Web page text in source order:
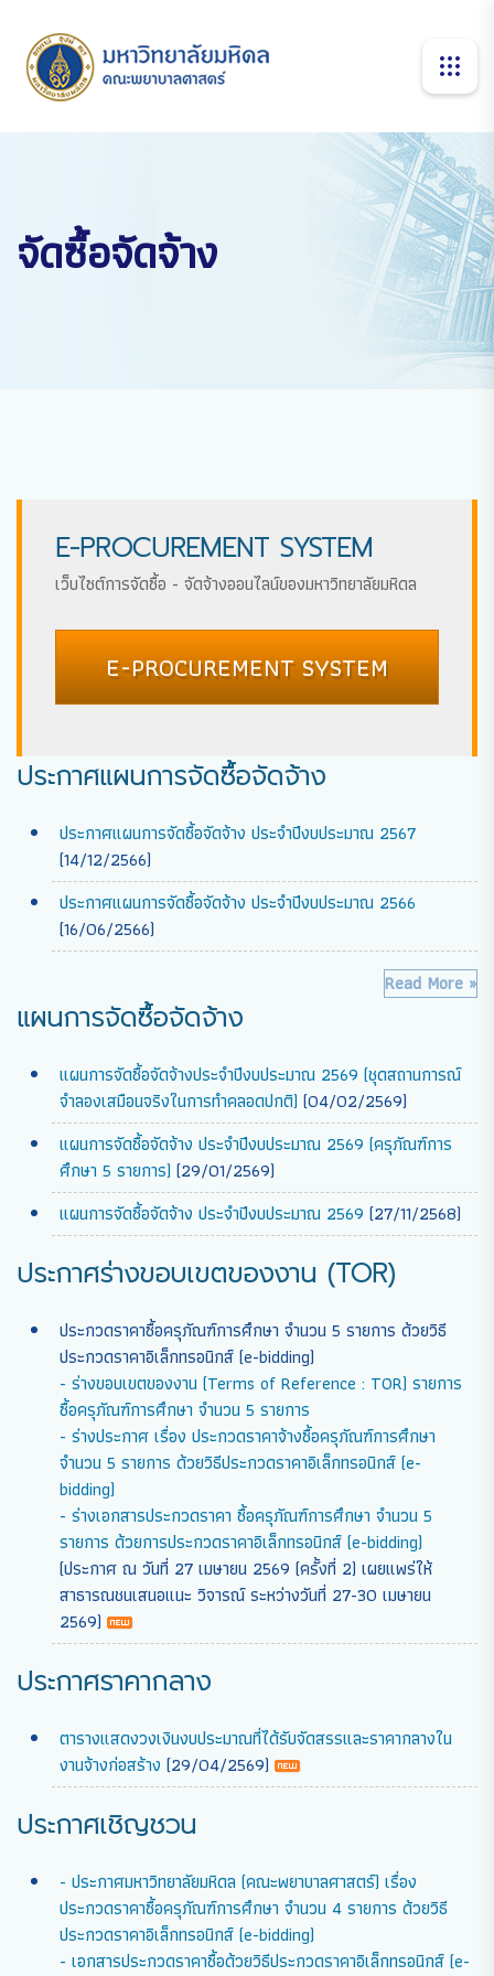
จัดซื้อจัดจ้าง
E-PROCUREMENT SYSTEM
เว็บไซต์การจัดซื้อ - จัดจ้างออนไลน์ของมหาวิทยาลัยมหิดล
E-PROCUREMENT SYSTEM
ประกาศแผนการจัดซื้อจัดจ้าง
ประกาศแผนการจัดซื้อจัดจ้าง ประจำปีงบประมาณ 2567
(14/12/2566)
ประกาศแผนการจัดซื้อจัดจ้าง ประจำปีงบประมาณ 2566
(16/06/2566)
Read More »
แผนการจัดซื้อจัดจ้าง
แผนการจัดซื้อจัดจ้างประจำปีงบประมาณ 2569 (ชุดสถานการณ์
จำลองเสมือนจริงในการทำคลอดปกติ) (04/02/2569)
แผนการจัดซื้อจัดจ้าง ประจำปีงบประมาณ 2569 (ครุภัณฑ์การ
ศึกษา 5 รายการ) (29/01/2569)
แผนการจัดซื้อจัดจ้าง ประจำปีงบประมาณ 2569 (27/11/2568)
ประกาศร่างขอบเขตของงาน (TOR)
ประกวดราคาซื้อครุภัณฑ์การศึกษา จำนวน 5 รายการ ด้วยวิธี
ประกวดราคาอิเล็กทรอนิกส์ (e-bidding)
- ร่างขอบเขตของงาน (Terms of Reference : TOR) รายการ
ซื้อครุภัณฑ์การศึกษา จำนวน 5 รายการ
- ร่างประกาศ เรื่อง ประกวดราคาจ้างซื้อครุภัณฑ์การศึกษา
จำนวน 5 รายการ ด้วยวิธีประกวดราคาอิเล็กทรอนิกส์ (e-
bidding)
- ร่างเอกสารประกวดราคา ซื้อครุภัณฑ์การศึกษา จำนวน 5
รายการ ด้วยการประกวดราคาอิเล็กทรอนิกส์ (e-bidding)
(ประกาศ ณ วันที่ 27 เมษายน 2569 (ครั้งที่ 2) เผยแพร่ให้
สาธารณชนเสนอแนะ วิจารณ์ ระหว่างวันที่ 27-30 เมษายน
2569)
ประกาศราคากลาง
ตารางแสดงวงเงินงบประมาณที่ได้รับจัดสรรและราคากลางใน
งานจ้างก่อสร้าง (29/04/2569)
ประกาศเชิญชวน
- ประกาศมหาวิทยาลัยมหิดล (คณะพยาบาลศาสตร์) เรื่อง
ประกวดราคาซื้อครุภัณฑ์การศึกษา จำนวน 4 รายการ ด้วยวิธี
ประกวดราคาอิเล็กทรอนิกส์ (e-bidding)
- เอกสารประกวดราคาซื้อด้วยวิธีประกวดราคาอิเล็กทรอนิกส์ (e-